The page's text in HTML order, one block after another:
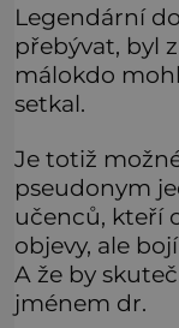
Legendární
přebývat, byl
málokdo
setkal.
Je totiž
pseudonym
učenců, kteří
objevy, ale
A že by
jménem dr.